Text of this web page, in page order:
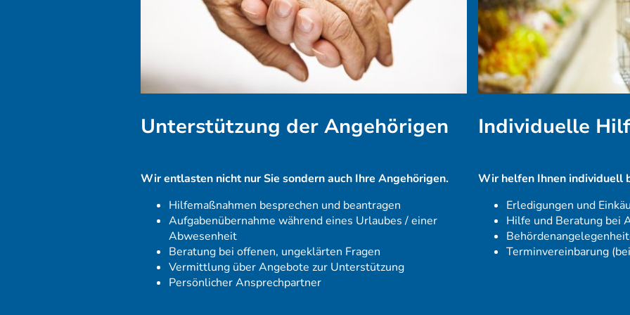
Unterstützung der Angehörigen
Wir entlasten nicht nur Sie sondern auch Ihre Angehörigen.
Hilfemaßnahmen besprechen und beantragen
Aufgabenübernahme während eines Urlaubes / einer
Abwesenheit
Beratung bei offenen, ungeklärten Fragen
Vermittlung über Angebote zur Unterstützung
Persönlicher Ansprechpartner
Individuelle
Wir helfen Ihnen
Erledigungen und
Hilfe und Beratung bei
Terminvereinbarung